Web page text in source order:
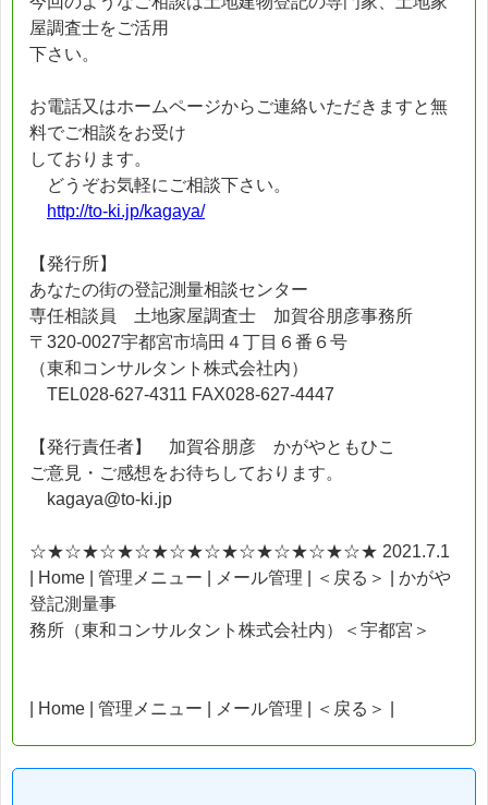
屋調査士をご活用
下さい。
お電話又はホームページからご連絡いただきますと無
料でご相談をお受け
しております。
どうぞお気軽にご相談下さい。
http://to-ki.jp/kagaya/
【発行所】
あなたの街の登記測量相談センター
専任相談員 土地家屋調査士 加賀谷朋彦事務所
〒320-0027宇都宮市塙田４丁目６番６号
（東和コンサルタント株式会社内）
TEL028-627-4311 FAX028-627-4447
【発行責任者】 加賀谷朋彦 かがやともひこ
ご意見・ご感想をお待ちしております。
kagaya@to-ki.jp
☆★☆★☆★☆★☆★☆★☆★☆★☆★☆★ 2021.7.1
| Home | 管理メニュー | メール管理 | ＜戻る＞ | かがや
登記測量事
務所（東和コンサルタント株式会社内）＜宇都宮＞
| Home | 管理メニュー | メール管理 | ＜戻る＞ |